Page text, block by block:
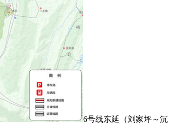
6号线东延（刘家坪～沉